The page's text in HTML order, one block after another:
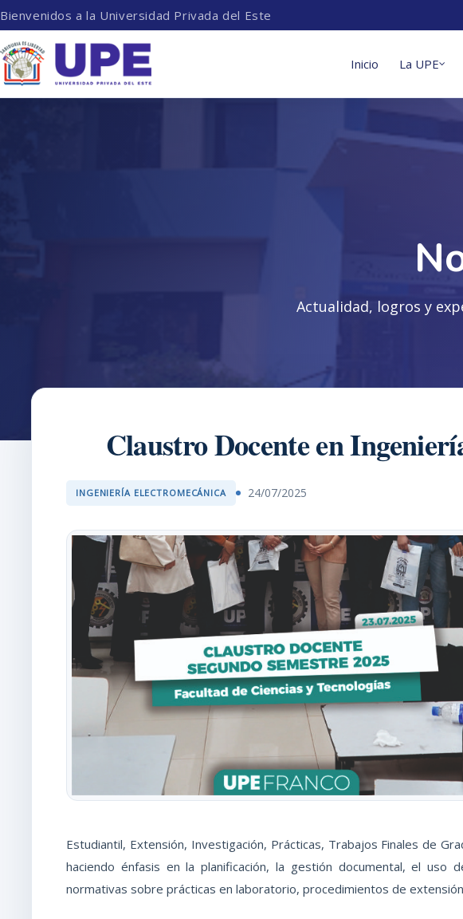
Bienvenidos a la Universidad Privada del Este
Inicio La UPE
Actualidad, logros y
Claustro Docente en
INGENIERÍA ELECTROMECÁNICA 24/07/2025
Estudiantil, Extensión, Investigación, Prácticas, Trabajos Finales de
haciendo énfasis en la planificación, la gestión documental, el uso
normativas sobre prácticas en laboratorio, procedimientos de